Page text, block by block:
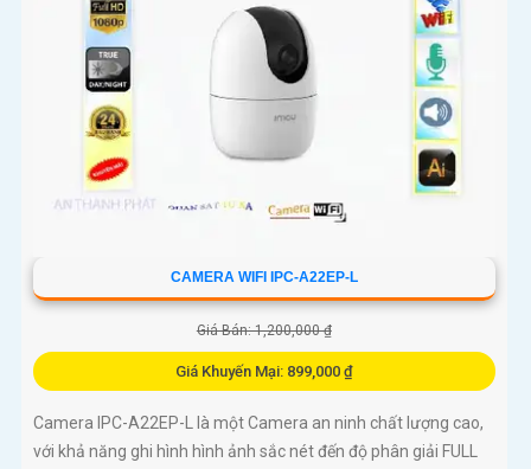
CAMERA WIFI IPC-A22EP-L
Giá Bán: 1,200,000 ₫
Giá Khuyến Mại: 899,000 ₫
Camera IPC-A22EP-L là một Camera an ninh chất lượng cao,
với khả năng ghi hình hình ảnh sắc nét đến độ phân giải FULL